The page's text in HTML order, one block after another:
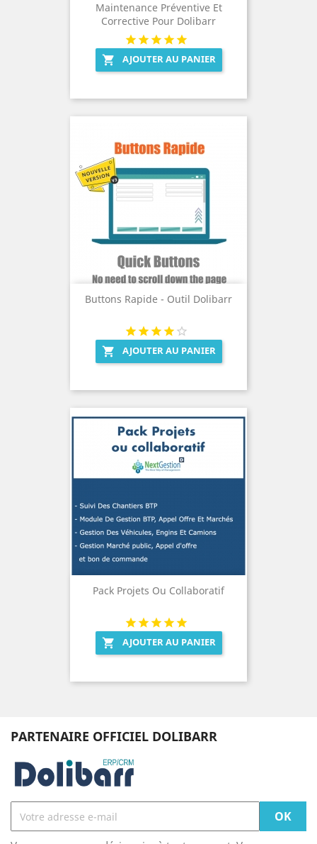
Maintenance Préventive Et
Corrective Pour Dolibarr
 AJOUTER AU PANIER
Buttons Rapide - Outil Dolibarr
 AJOUTER AU PANIER
Pack Projets Ou Collaboratif
 AJOUTER AU PANIER
PARTENAIRE OFFICIEL DOLIBARR